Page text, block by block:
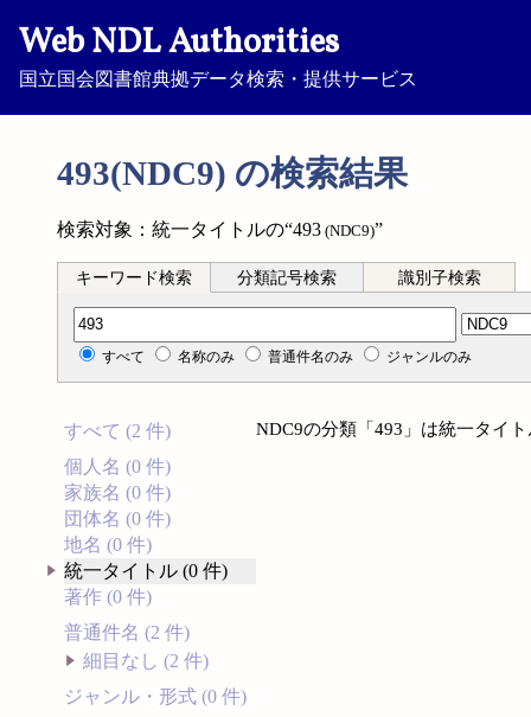
Web NDL Authorities
国立国会図書館典拠データ検索・提供サービス
493(NDC9) の検索結果
検索対象：統一タイトルの“493 (NDC9)”
キーワード検索 分類記号検索 識別子検索
分類記号検索
すべて 名称のみ 普通件名のみ ジャンルのみ
すべて (2 件)
個人名 (0 件)
家族名 (0 件)
団体名 (0 件)
地名 (0 件)
統一タイトル (0 件)
著作 (0 件)
普通件名 (2 件)
細目なし (2 件)
ジャンル・形式 (0 件)
NDC9の分類「493」は統一タイ